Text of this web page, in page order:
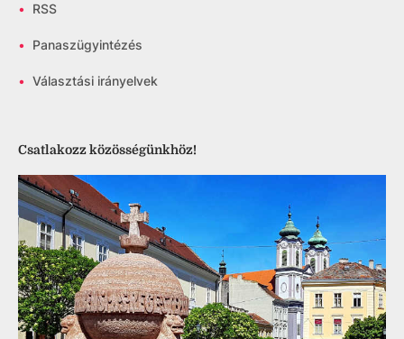
• RSS
• Panaszügyintézés
• Választási irányelvek
Csatlakozz közösségünkhöz!